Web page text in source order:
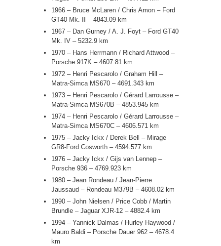
1966 – Bruce McLaren / Chris Amon – Ford
GT40 Mk. II – 4843.09 km
1967 – Dan Gurney / A. J. Foyt – Ford GT40
Mk. IV – 5232.9 km
1970 – Hans Herrmann / Richard Attwood –
Porsche 917K – 4607.81 km
1972 – Henri Pescarolo / Graham Hill –
Matra-Simca MS670 – 4691.343 km
1973 – Henri Pescarolo / Gérard Larrousse –
Matra-Simca MS670B – 4853.945 km
1974 – Henri Pescarolo / Gérard Larrousse –
Matra-Simca MS670C – 4606.571 km
1975 – Jacky Ickx / Derek Bell – Mirage
GR8-Ford Cosworth – 4594.577 km
1976 – Jacky Ickx / Gijs van Lennep –
Porsche 936 – 4769.923 km
1980 – Jean Rondeau / Jean-Pierre
Jaussaud – Rondeau M379B – 4608.02 km
1990 – John Nielsen / Price Cobb / Martin
Brundle – Jaguar XJR-12 – 4882.4 km
1994 – Yannick Dalmas / Hurley Haywood /
Mauro Baldi – Porsche Dauer 962 – 4678.4
km